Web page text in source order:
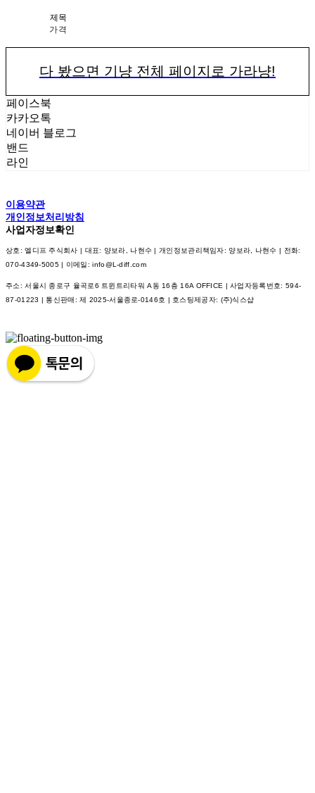
제목
가격
다 봤으면 기냥 전체 페이지로 가라냥!
페이스북
카카오톡
네이버 블로그
밴드
라인
이용약관
개인정보처리방침
사업자정보확인
상호: 엘디프 주식회사 | 대표: 양보라, 나현수 | 개인정보관리책임자: 양보라, 나현수 | 전화:
070-4349-5005 | 이메일: info@L-diff.com
주소: 서울시 종로구 율곡로6 트윈트리타워 A동 16층 16A OFFICE | 사업자등록번호: 594-
87-01223 | 통신판매:제 2025-서울종로-0146호 | 호스팅제공자: (주)식스샵